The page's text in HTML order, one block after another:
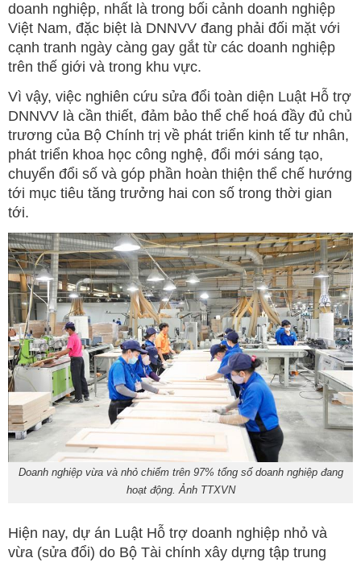
doanh nghiệp, nhất là trong bối cảnh doanh nghiệp
Việt Nam, đặc biệt là DNNVV đang phải đối mặt với
cạnh tranh ngày càng gay gắt từ các doanh nghiệp
trên thế giới và trong khu vực.
Vì vậy, việc nghiên cứu sửa đổi toàn diện Luật Hỗ trợ
DNNVV là cần thiết, đảm bảo thể chế hoá đầy đủ chủ
trương của Bộ Chính trị về phát triển kinh tế tư nhân,
phát triển khoa học công nghệ, đổi mới sáng tạo,
chuyển đổi số và góp phần hoàn thiện thể chế hướng
tới mục tiêu tăng trưởng hai con số trong thời gian
tới.
Doanh nghiệp vừa và nhỏ chiếm trên 97% tổng số doanh nghiệp đang
hoạt động. Ảnh TTXVN
Hiện nay, dự án Luật Hỗ trợ doanh nghiệp nhỏ và
vừa (sửa đổi) do Bộ Tài chính xây dựng tập trung